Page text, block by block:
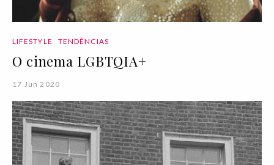
LIFESTYLE TENDÊNCIAS
O cinema LGBTQIA+
17 Jun 2020